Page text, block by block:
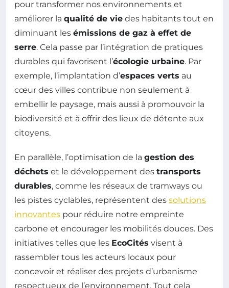
pour transformer nos environnements et
améliorer la qualité de vie des habitants tout en
diminuant les émissions de gaz à effet de
serre. Cela passe par l’intégration de pratiques
durables qui favorisent l’écologie urbaine. Par
exemple, l’implantation d’espaces verts au
cœur des villes contribue non seulement à
embellir le paysage, mais aussi à promouvoir la
biodiversité et à offrir des lieux de détente aux
citoyens.
En parallèle, l’optimisation de la gestion des
déchets et le développement des transports
durables, comme les réseaux de tramways ou
les pistes cyclables, représentent des solutions
innovantes pour réduire notre empreinte
carbone et encourager les mobilités douces. Des
initiatives telles que les EcoCités visent à
rassembler tous les acteurs locaux pour
concevoir et réaliser des projets d’urbanisme
respectueux de l’environnement. Tout cela